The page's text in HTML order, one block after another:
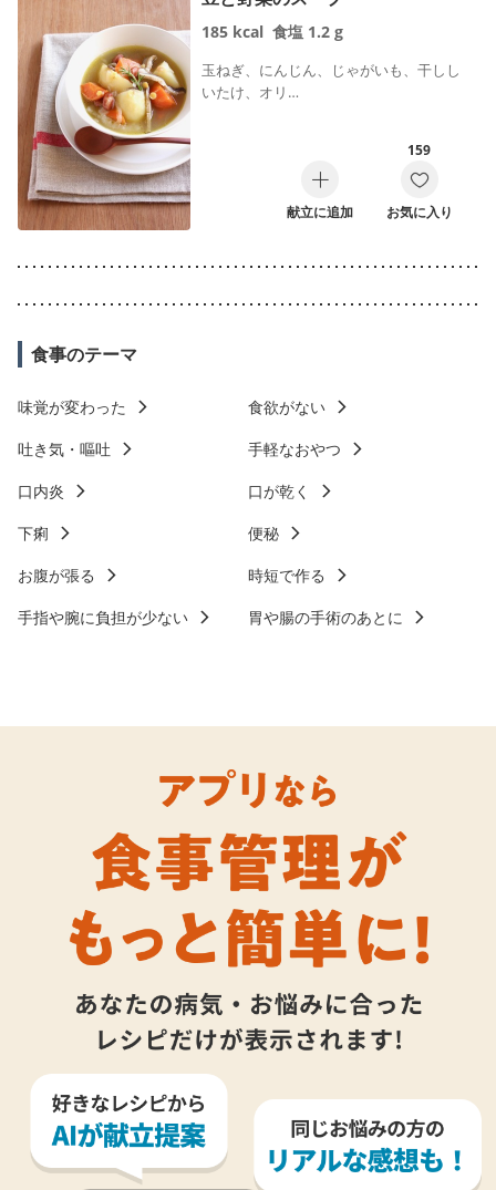
185 kcal 食塩 1.2 g
玉ねぎ、にんじん、じゃがいも、干しし
いたけ、オリ…
献立に追加
159
お気に入り
食事のテーマ
味覚が変わった
食欲がない
吐き気・嘔吐
手軽なおやつ
口内炎
口が乾く
下痢
便秘
お腹が張る
時短で作る
手指や腕に負担が少ない
胃や腸の手術のあとに